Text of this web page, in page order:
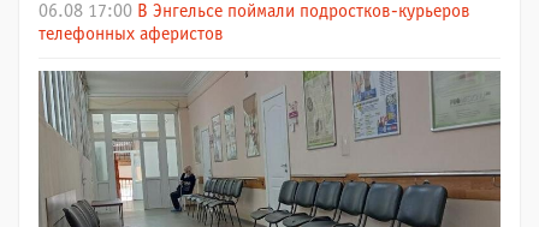
06.08 17:00 В Энгельсе поймали подростков-курьеров
телефонных аферистов